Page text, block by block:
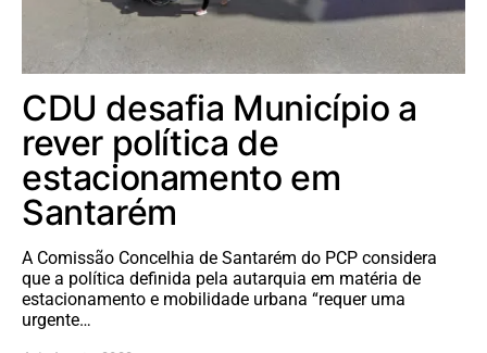
CDU desafia Município a
rever política de
estacionamento em
Santarém
A Comissão Concelhia de Santarém do PCP considera
que a política definida pela autarquia em matéria de
estacionamento e mobilidade urbana “requer uma
urgente…